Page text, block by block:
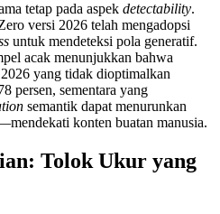
tetap pada aspek detectability.
versi 2026 telah mengadopsi
untuk mendeteksi pola generatif.
acak menunjukkan bahwa
yang tidak dioptimalkan
persen, sementara yang
semantik dapat menurunkan
konten buatan manusia.
Tolok Ukur yang